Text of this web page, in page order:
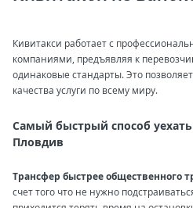
Кивитакси работает с
компаниями, предъявляя к
одинаковые стандарты. Это
качества услуги по всему миру.
Самый быстрый способ
Пловдив
Трансфер быстрее общественного
счет того что не нужно